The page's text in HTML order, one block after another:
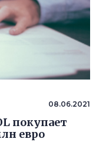
08.06.2021
покупает
евро